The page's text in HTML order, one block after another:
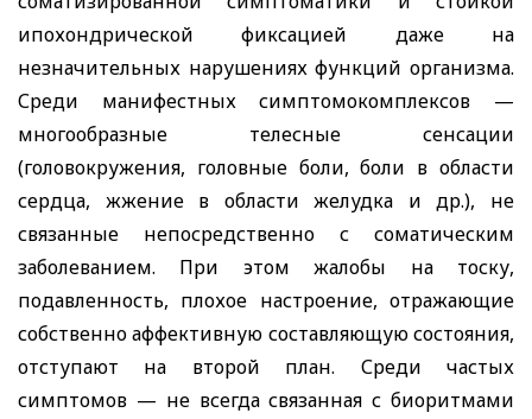
ипохондрической фиксацией даже на
незначительных нарушениях функций организма.
Среди манифестных симптомокомплексов —
многообразные телесные сенсации
(головокружения, головные боли, боли в области
сердца, жжение в области желудка и др.), не
связанные непосредственно с соматическим
заболеванием. При этом жалобы на тоску,
подавленность, плохое настроение, отражающие
собственно аффективную составляющую состояния,
отступают на второй план. Среди частых
симптомов — не всегда связанная с биоритмами